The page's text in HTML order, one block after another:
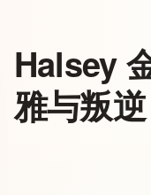
Halsey
雅与叛逆